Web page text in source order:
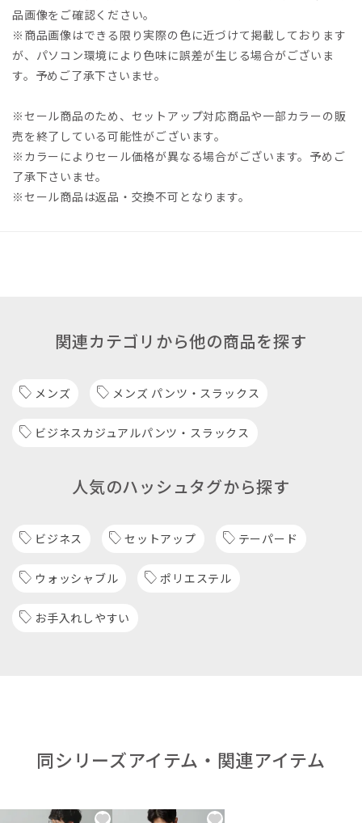
品画像をご確認ください。
※商品画像はできる限り実際の色に近づけて掲載しております
が、パソコン環境により色味に誤差が生じる場合がございま
す。予めご了承下さいませ。
※セール商品のため、セットアップ対応商品や一部カラーの販
売を終了している可能性がございます。
※カラーによりセール価格が異なる場合がございます。予めご
了承下さいませ。
※セール商品は返品・交換不可となります。
関連カテゴリから他の商品を探す
メンズ メンズ パンツ・スラックス
ビジネスカジュアルパンツ・スラックス
人気のハッシュタグから探す
ビジネス セットアップ テーパード
ウォッシャブル ポリエステル
お手入れしやすい
同シリーズアイテム・関連アイテム